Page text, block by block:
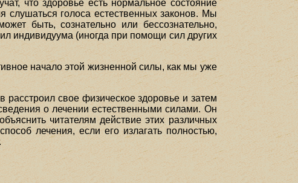
что здоровье есть нормальное состояние
слушаться голоса естественных законов. Мы
быть, сознательно или бессознательно,
индивидуума (иногда при помощи сил других
начало этой жизненной силы, как мы уже
свое физическое здоровье и затем
о лечении естественными силами. Он
читателям действие этих различных
лечения, если его излагать полностью,